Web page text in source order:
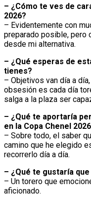
– ¿Cómo te ves de
2026?
– Evidentemente con
preparado posible, pero
desde mi alternativa.
– ¿Qué esperas de
tienes?
– Objetivos van día a
obsesión es cada día
salga a la plaza ser
– ¿Qué te aportaría
en la Copa Chenel
– Sobre todo, el saber
camino que he elegido
recorrerlo día a día.
– ¿Qué te gustaría
– Un torero que
aficionado.